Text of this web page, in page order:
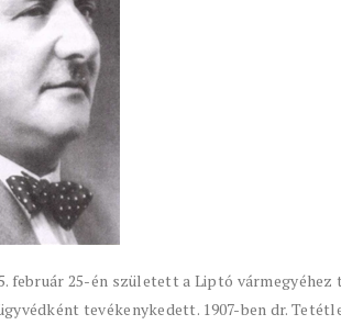
február 25-én született a Liptó
tevékenykedett. 1907-ben dr.